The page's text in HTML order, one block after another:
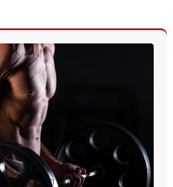
direta com execução perfeita e